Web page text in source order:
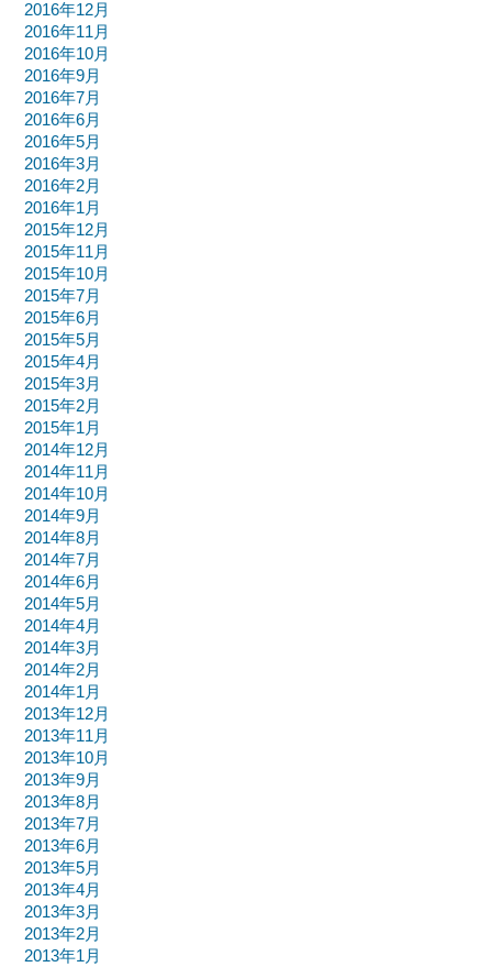
2016年12月
2016年11月
2016年10月
2016年9月
2016年7月
2016年6月
2016年5月
2016年3月
2016年2月
2016年1月
2015年12月
2015年11月
2015年10月
2015年7月
2015年6月
2015年5月
2015年4月
2015年3月
2015年2月
2015年1月
2014年12月
2014年11月
2014年10月
2014年9月
2014年8月
2014年7月
2014年6月
2014年5月
2014年4月
2014年3月
2014年2月
2014年1月
2013年12月
2013年11月
2013年10月
2013年9月
2013年8月
2013年7月
2013年6月
2013年5月
2013年4月
2013年3月
2013年2月
2013年1月